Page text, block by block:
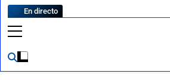
En directo